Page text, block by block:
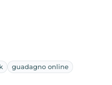
guadagno online